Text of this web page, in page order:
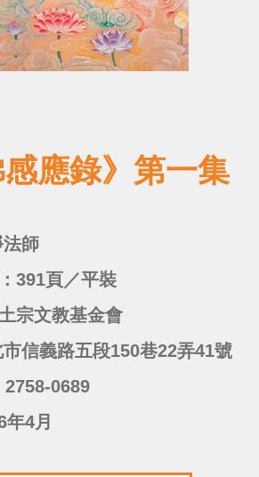
應錄》第一集
師
391頁／平裝
宗文教基金會
信義路五段150巷22弄41號
2758-0689
4月